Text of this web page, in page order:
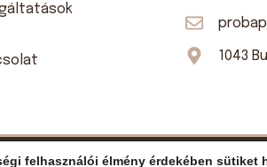
1043
felhasználói élmény érdekében sütiket